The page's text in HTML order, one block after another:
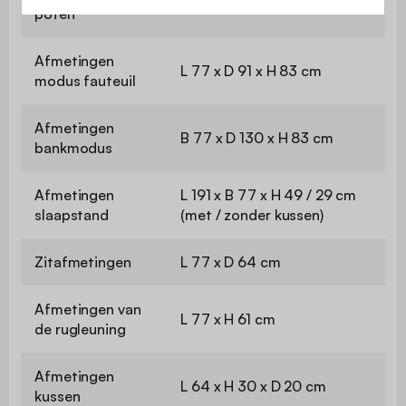
poten
Afmetingen
modus fauteuil
L 77 x D 91 x H 83 cm
Afmetingen
bankmodus
B 77 x D 130 x H 83 cm
Afmetingen
slaapstand
L 191 x B 77 x H 49 / 29 cm
(met / zonder kussen)
Zitafmetingen L 77 x D 64 cm
Afmetingen van
de rugleuning
L 77 x H 61 cm
Afmetingen
kussen
L 64 x H 30 x D 20 cm